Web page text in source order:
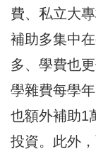
費、私立大
補助多集中
多、學費也
學雜費每學
也額外補助1
投資。此外